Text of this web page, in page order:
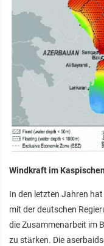
Windkraft im
In den letzten Jahren
mit der deutschen
die Zusammenarbeit im
zu stärken. Die